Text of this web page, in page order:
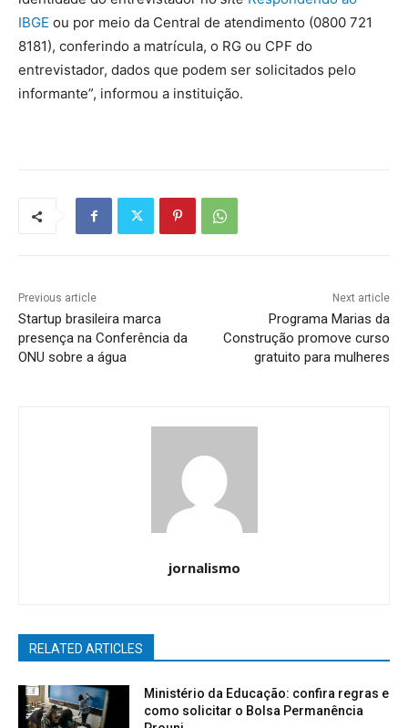
IBGE ou por meio da Central de atendimento (0800 721
8181), conferindo a matrícula, o RG ou CPF do
entrevistador, dados que podem ser solicitados pelo
informante”, informou a instituição.
Previous article
Startup brasileira marca
presença na Conferência da
ONU sobre a água
Next article
Programa Marias da
Construção promove curso
gratuito para mulheres
jornalismo
RELATED ARTICLES
Ministério da Educação: confira regras e
como solicitar o Bolsa Permanência